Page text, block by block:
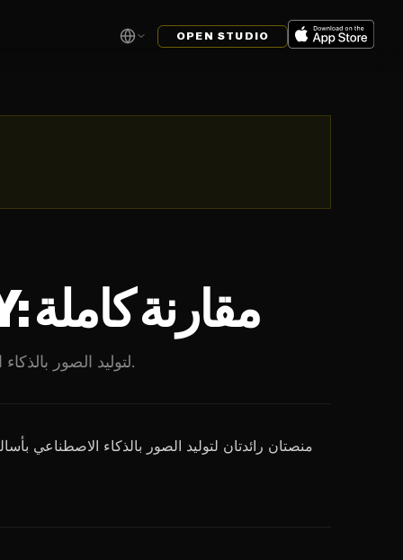
OPEN STUDIO
LEONARDO AI مقابل MIDJOURNEY: مقارنة كاملة
قارن Leonardo AI و Midjourney لتوليد الصور بالذكاء الاصطناعي. تحليل مفصل للميزات والجودة والأسعار وأفضل حالات الاستخدام.